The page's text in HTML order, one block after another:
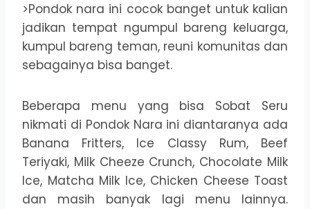
>Pondok nara ini cocok banget untuk kalian
jadikan tempat ngumpul bareng keluarga,
kumpul bareng teman, reuni komunitas dan
sebagainya bisa banget.
Beberapa menu yang bisa Sobat Seru
nikmati di Pondok Nara ini diantaranya ada
Banana Fritters, Ice Classy Rum, Beef
Teriyaki, Milk Cheeze Crunch, Chocolate Milk
Ice, Matcha Milk Ice, Chicken Cheese Toast
dan masih banyak lagi menu lainnya.